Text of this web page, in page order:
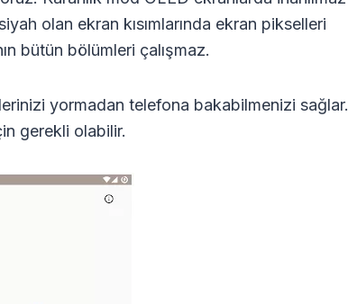
olan ekran kısımlarında ekran pikselleri
bütün bölümleri çalışmaz.
yormadan telefona bakabilmenizi sağlar.
gerekli olabilir.